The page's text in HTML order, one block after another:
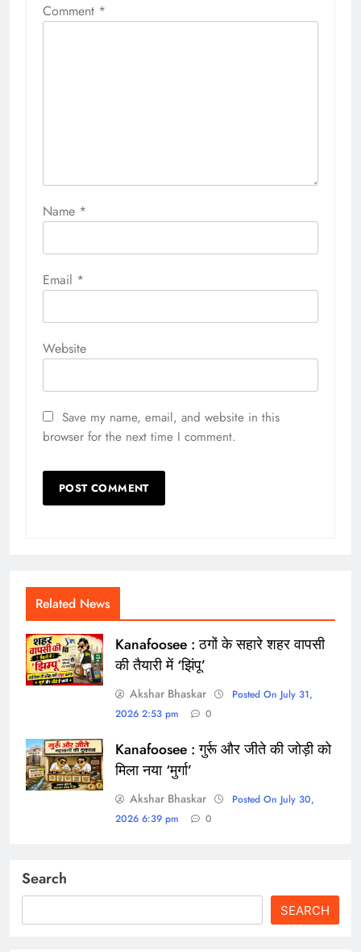
Comment *
Name *
Email *
Website
Save my name, email, and website in this
browser for the next time I comment.
Related News
Kanafoosee : ठगों के सहारे शहर वापसी
की तैयारी में ‘झिंपू’
Akshar Bhaskar
Posted On July 31,
2026 2:53 pm
0
Kanafoosee : गुर्रू और जीते की जोड़ी को
मिला नया ‘मुर्गा’
Akshar Bhaskar
Posted On July 30,
2026 6:39 pm
0
Search
SEARCH